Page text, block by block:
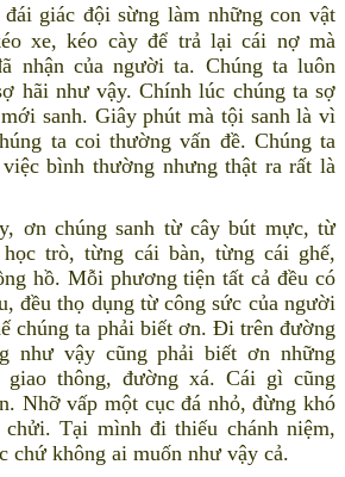
giác đội sừng làm những con vật
xe, kéo cày để trả lại cái nợ mà
nhận của người ta. Chúng ta luôn
hãi như vậy. Chính lúc chúng ta sợ
sanh. Giây phút mà tội sanh là vì
ta coi thường vấn đề. Chúng ta
bình thường nhưng thật ra rất là
chúng sanh từ cây bút mực, từ
trò, từng cái bàn, từng cái ghế,
hồ. Mỗi phương tiện tất cả đều có
đều thọ dụng từ công sức của người
chúng ta phải biết ơn. Đi trên đường
như vậy cũng phải biết ơn những
giao thông, đường xá. Cái gì cũng
Nhỡ vấp một cục đá nhỏ, đừng khó
chửi. Tại mình đi thiếu chánh niệm,
chứ không ai muốn như vậy cả.